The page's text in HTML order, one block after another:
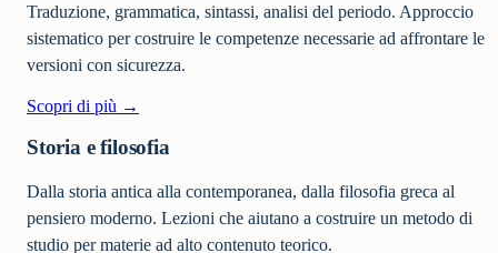
Traduzione, grammatica, sintassi, analisi del periodo. Approccio
sistematico per costruire le competenze necessarie ad affrontare le
versioni con sicurezza.
Scopri di più →
Storia e filosofia
Dalla storia antica alla contemporanea, dalla filosofia greca al
pensiero moderno. Lezioni che aiutano a costruire un metodo di
studio per materie ad alto contenuto teorico.